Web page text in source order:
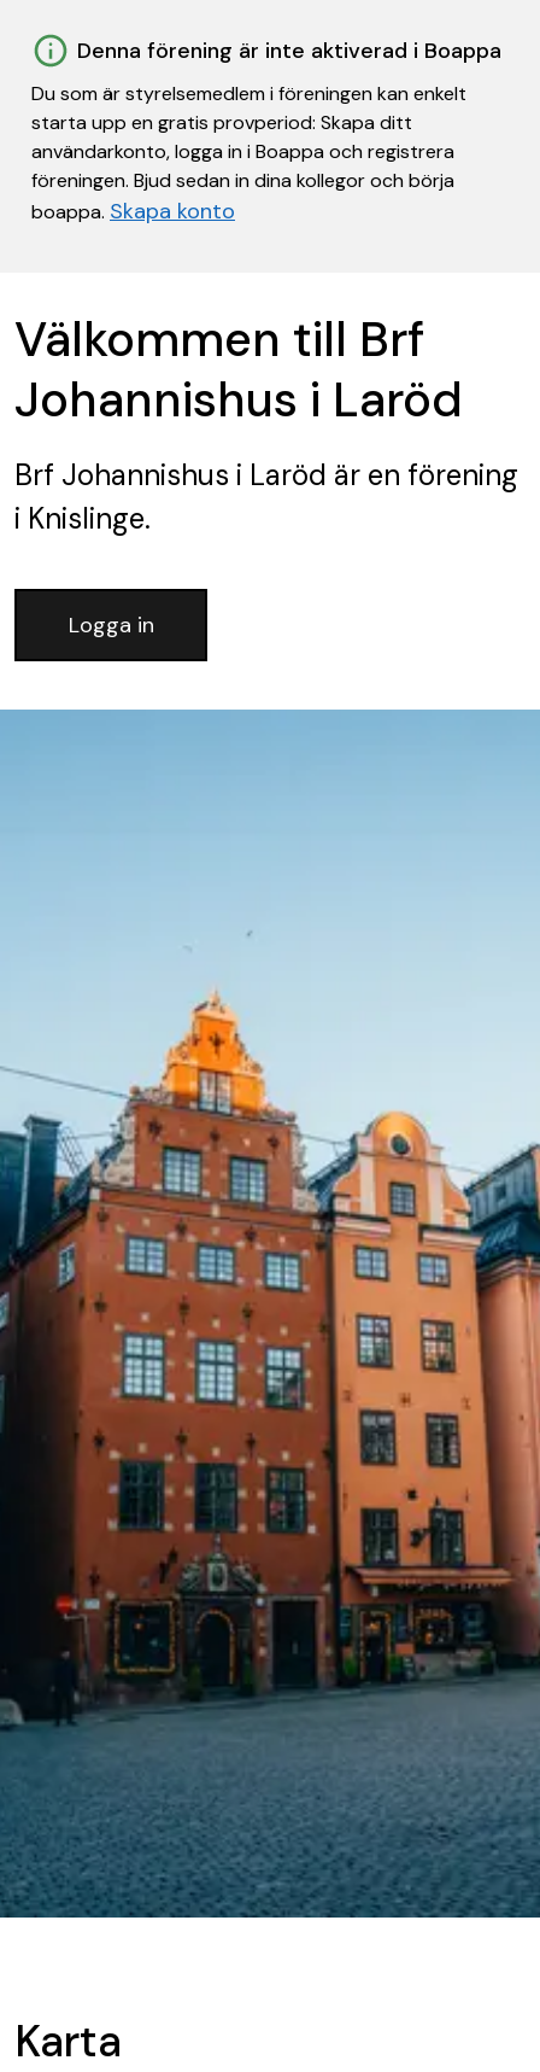
Denna förening är inte aktiverad i Boappa
Du som är styrelsemedlem i föreningen kan enkelt
starta upp en gratis provperiod: Skapa ditt
användarkonto, logga in i Boappa och registrera
föreningen. Bjud sedan in dina kollegor och börja
boappa. Skapa konto
Välkommen till Brf
Johannishus i Laröd
Brf Johannishus i Laröd är en förening
i Knislinge.
Logga in
Karta